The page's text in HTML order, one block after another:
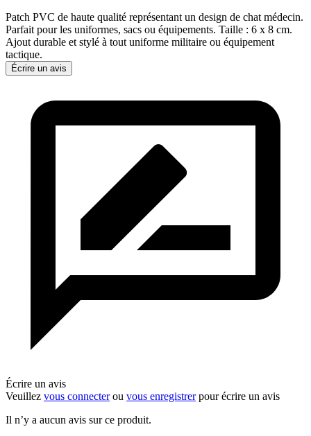
Patch PVC de haute qualité représentant un design de chat médecin.
Parfait pour les uniformes, sacs ou équipements. Taille : 6 x 8 cm.
Ajout durable et stylé à tout uniforme militaire ou équipement
tactique.
Écrire un avis
Écrire un avis
Veuillez vous connecterou vous enregistrerpour écrire un avis
Il n’y a aucun avis sur ce produit.